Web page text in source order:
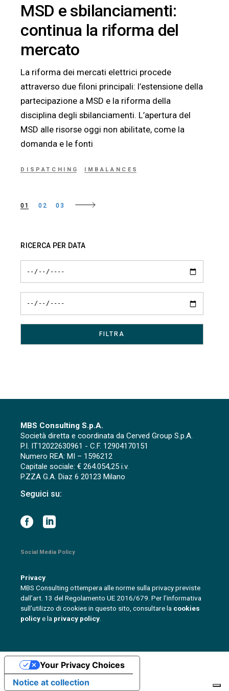
MSD e sbilanciamenti:
continua la riforma del
mercato
La riforma dei mercati elettrici procede
attraverso due filoni principali: l’estensione della
partecipazione a MSD e la riforma della
disciplina degli sbilanciamenti. L’apertura del
MSD alle risorse oggi non abilitate, come la
domanda e le fonti
DISPATCHING IMBALANCES
articoli
01 02 03
RICERCA PER DATA
MBS Consulting S.p.A.
Società diretta e coordinata da Cerved Group S.p.A.
P.I. IT12022630961 - C.F. 12904170151
Numero REA: MI – 1596212
Capitale sociale: € 264.054,25 i.v.
P.ZZA G.A. Diaz 6 20123 Milano
Seguici su:
Social Media Policy
Privacy
MBS Consulting ottempera alle norme sulla privacy previste
dall’art. 13 del Regolamento UE 2016/679. Per l’informativa
sull’utilizzo di cookies in questo sito, consultare la cookies
policye la privacy policy.
Notice at collection
Your Privacy Choices